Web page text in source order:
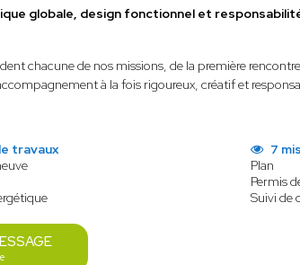
globale, design fonctionnel et
chacune de nos missions, de la première
à la fois rigoureux, créatif et
travaux
7
Plan
Permis
Suivi de